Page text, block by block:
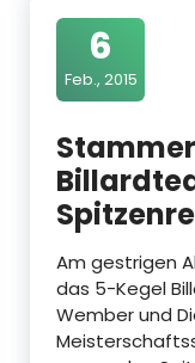
6
Feb., 2015
Am gestrigen
das 5-Kegel
Wember und